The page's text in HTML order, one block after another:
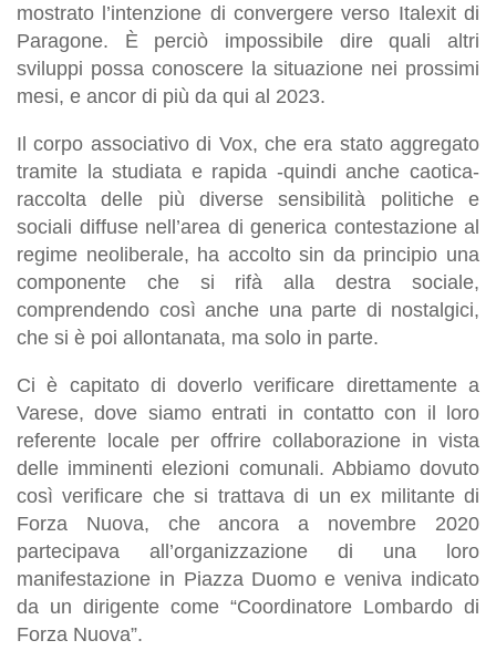
mostrato l’intenzione di convergere verso Italexit di
Paragone. È perciò impossibile dire quali altri
sviluppi possa conoscere la situazione nei prossimi
mesi, e ancor di più da qui al 2023.
Il corpo associativo di Vox, che era stato aggregato
tramite la studiata e rapida -quindi anche caotica-
raccolta delle più diverse sensibilità politiche e
sociali diffuse nell’area di generica contestazione al
regime neoliberale, ha accolto sin da principio una
componente che si rifà alla destra sociale,
comprendendo così anche una parte di nostalgici,
che si è poi allontanata, ma solo in parte.
Ci è capitato di doverlo verificare direttamente a
Varese, dove siamo entrati in contatto con il loro
referente locale per offrire collaborazione in vista
delle imminenti elezioni comunali. Abbiamo dovuto
così verificare che si trattava di un ex militante di
Forza Nuova, che ancora a novembre 2020
partecipava all’organizzazione di una loro
manifestazione in Piazza Duomo e veniva indicato
da un dirigente come “Coordinatore Lombardo di
Forza Nuova”.